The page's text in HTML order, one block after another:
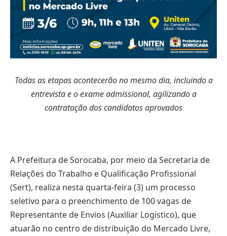
Todas as etapas acontecerão no mesmo dia, incluindo a
entrevista e o exame admissional, agilizando a
contratação dos candidatos aprovados
A Prefeitura de Sorocaba, por meio da Secretaria de
Relações do Trabalho e Qualificação Profissional
(Sert), realiza nesta quarta-feira (3) um processo
seletivo para o preenchimento de 100 vagas de
Representante de Envios (Auxiliar Logístico), que
atuarão no centro de distribuição do Mercado Livre,